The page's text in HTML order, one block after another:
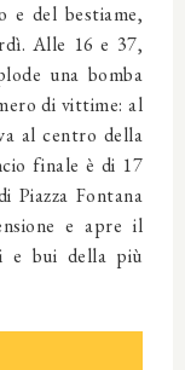
e del bestiame,
Alle 16 e 37,
una bomba
di vittime: al
al centro della
finale è di 17
Piazza Fontana
e apre il
e bui della più